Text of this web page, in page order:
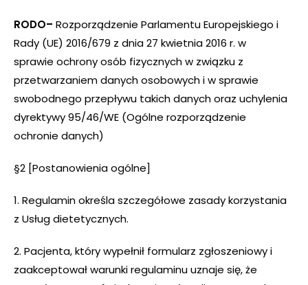
RODO– Rozporządzenie Parlamentu Europejskiego i
Rady (UE) 2016/679 z dnia 27 kwietnia 2016 r. w
sprawie ochrony osób fizycznych w związku z
przetwarzaniem danych osobowych i w sprawie
swobodnego przepływu takich danych oraz uchylenia
dyrektywy 95/46/WE (Ogólne rozporządzenie
ochronie danych)
§2 [Postanowienia ogólne]
1. Regulamin określa szczegółowe zasady korzystania
z Usług dietetycznych.
2. Pacjenta, który wypełnił formularz zgłoszeniowy i
zaakceptował warunki regulaminu uznaje się, że